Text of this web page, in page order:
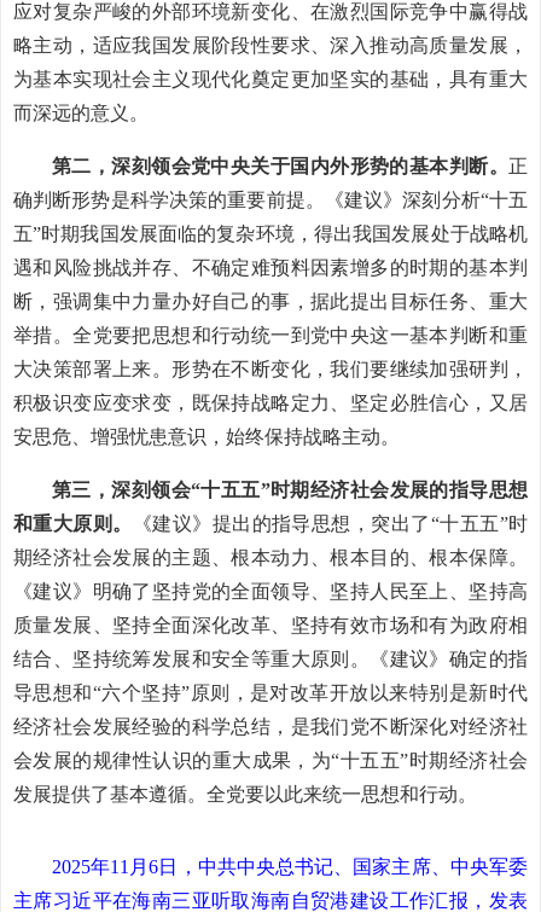
应对复杂严峻的外部环境新变化、在激烈国际竞争中赢得战
略主动，适应我国发展阶段性要求、深入推动高质量发展，
为基本实现社会主义现代化奠定更加坚实的基础，具有重大
而深远的意义。
第二，深刻领会党中央关于国内外形势的基本判断。 正
确判断形势是科学决策的重要前提。《建议》深刻分析“十五
五”时期我国发展面临的复杂环境，得出我国发展处于战略机
遇和风险挑战并存、不确定难预料因素增多的时期的基本判
断，强调集中力量办好自己的事，据此提出目标任务、重大
举措。全党要把思想和行动统一到党中央这一基本判断和重
大决策部署上来。形势在不断变化，我们要继续加强研判，
积极识变应变求变，既保持战略定力、坚定必胜信心，又居
安思危、增强忧患意识，始终保持战略主动。
第三，深刻领会“十五五”时期经济社会发展的指导思想
和重大原则。
《建议》提出的指导思想，突出了“十五五”时
期经济社会发展的主题、根本动力、根本目的、根本保障。
《建议》明确了坚持党的全面领导、坚持人民至上、坚持高
质量发展、坚持全面深化改革、坚持有效市场和有为政府相
结合、坚持统筹发展和安全等重大原则。《建议》确定的指
导思想和“六个坚持”原则，是对改革开放以来特别是新时代
经济社会发展经验的科学总结，是我们党不断深化对经济社
会发展的规律性认识的重大成果，为“十五五”时期经济社会
发展提供了基本遵循。全党要以此来统一思想和行动。
2025年11月6日，中共中央总书记、国家主席、中央军委
主席习近平在海南三亚听取海南自贸港建设工作汇报，发表